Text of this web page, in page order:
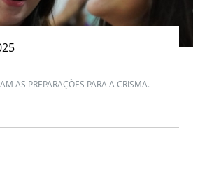
AS PREPARAÇÕES PARA A CRISMA.